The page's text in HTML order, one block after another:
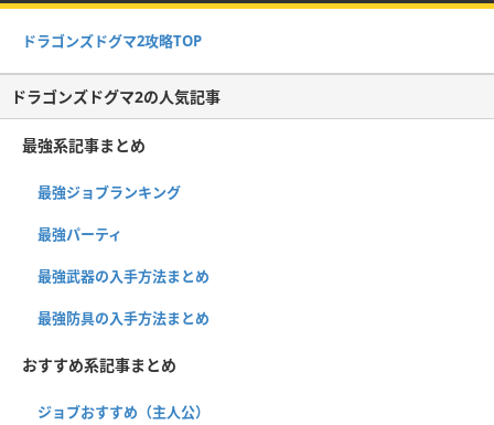
ドラゴンズドグマ2攻略TOP
ドラゴンズドグマ2の人気記事
最強系記事まとめ
最強ジョブランキング
最強パーティ
最強武器の入手方法まとめ
最強防具の入手方法まとめ
おすすめ系記事まとめ
ジョブおすすめ（主人公）